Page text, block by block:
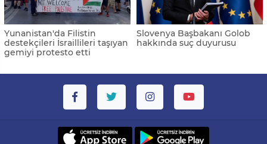
Yunanistan'da Filistin
destekçileri İsraillileri taşıyan
gemiyi protesto etti
Slovenya Başbakanı Golob
hakkında suç duyurusu